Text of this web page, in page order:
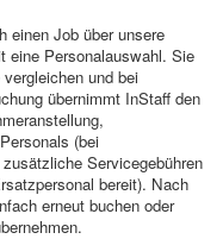
einen Job über unsere
eine Personalauswahl. Sie
und bei
übernimmt InStaff den
(bei
Servicegebühren
bereit). Nach
erneut buchen oder